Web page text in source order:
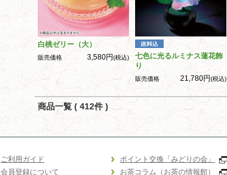
白桃ゼリー（大）
販売価格 3,580円(税込)
七色に光るルミナス蓮花飾
り
販売価格 21,780円(税込)
商品一覧 ( 412件 )
ご利用ガイド
会員登録について
ポイント交換「みどりの会」
お茶コラム（お茶の情報館）